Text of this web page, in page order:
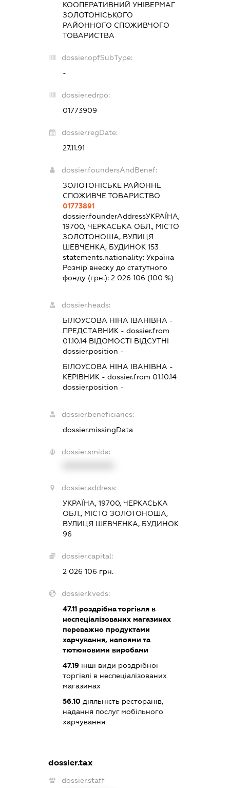
КООПЕРАТИВНИЙ УНІВЕРМАГ
ЗОЛОТОНІСЬКОГО
РАЙОННОГО СПОЖИВЧОГО
ТОВАРИСТВА
dossier.opfSubType:
-
dossier.edrpo:
01773909
dossier.regDate:
27.11.91
dossier.foundersAndBenef:
ЗОЛОТОНІСЬКЕ РАЙОННЕ
СПОЖИВЧЕ ТОВАРИСТВО
01773891
dossier.founderAddressУКРАЇНА,
19700, ЧЕРКАСЬКА ОБЛ., МІСТО
ЗОЛОТОНОША, ВУЛИЦЯ
ШЕВЧЕНКА, БУДИНОК 153
statements.nationality:Україна
Розмір внеску до статутного
фонду (грн.):2 026 106 (100 %)
dossier.heads:
БІЛОУСОВА НІНА ІВАНІВНА -
ПРЕДСТАВНИК - dossier.from
01.10.14 ВІДОМОСТІ ВІДСУТНІ
dossier.position -
БІЛОУСОВА НІНА ІВАНІВНА -
КЕРІВНИК - dossier.from 01.10.14
dossier.position -
dossier.beneficiaries:
dossier.missingData
dossier.smida:
dossier.address:
УКРАЇНА, 19700, ЧЕРКАСЬКА
ОБЛ., МІСТО ЗОЛОТОНОША,
ВУЛИЦЯ ШЕВЧЕНКА, БУДИНОК
96
dossier.capital:
2 026 106 грн.
dossier.kveds:
47.11 роздрібна торгівля в
неспеціалізованих магазинах
переважно продуктами
харчування, напоями та
тютюновими виробами
47.19 інші види роздрібної
торгівлі в неспеціалізованих
магазинах
56.10 діяльність ресторанів,
надання послуг мобільного
харчування
dossier.tax
dossier.staff